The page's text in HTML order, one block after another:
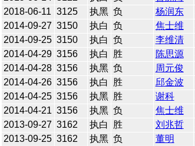
2018-06-11 3125 执黑 负 杨润东
2014-09-27 3150 执白 负 焦士维
2014-09-25 3150 执白 负 李维清
2014-04-29 3156 执白 胜 陈思源
2014-04-28 3156 执黑 负 周元俊
2014-04-26 3156 执白 胜 邱金波
2014-04-25 3156 执黑 胜 谢科
2014-04-21 3156 执黑 负 焦士维
2013-09-27 3162 执白 胜 刘兆哲
2013-09-25 3162 执黑 负 董明